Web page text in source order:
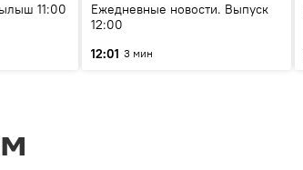
11:00
Ежедневные новости. Выпуск
12:00
12:01 3 мин